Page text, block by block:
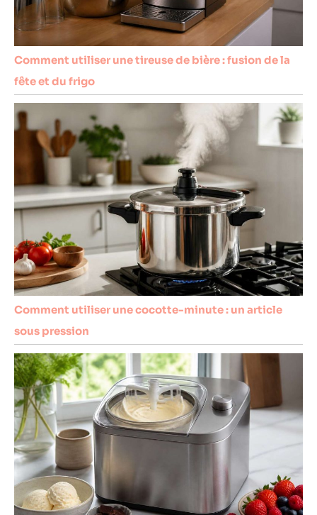
Comment utiliser une tireuse de bière : fusion de la
fête et du frigo
Comment utiliser une cocotte-minute : un article
sous pression